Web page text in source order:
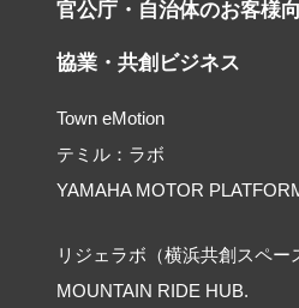
官公庁・自治体のお客様
協業・共創ビジネス
Town eMotion
テミル：ラボ
YAMAHA MOTOR
リジェラボ（横浜共創スペー
MOUNTAIN RIDE HUB.